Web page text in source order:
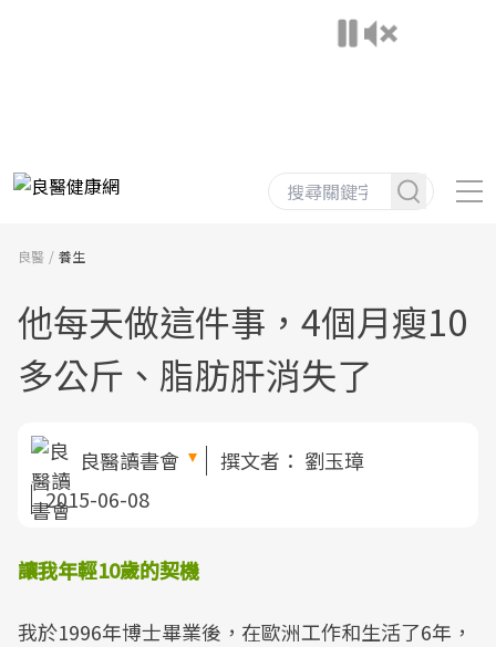
良醫 養生
他每天做這件事，4個月瘦10
多公斤、脂肪肝消失了
良醫讀書會 撰文者： 劉玉璋
2015-06-08
讓我年輕10歲的契機
我於1996年博士畢業後，在歐洲工作和生活了6年，